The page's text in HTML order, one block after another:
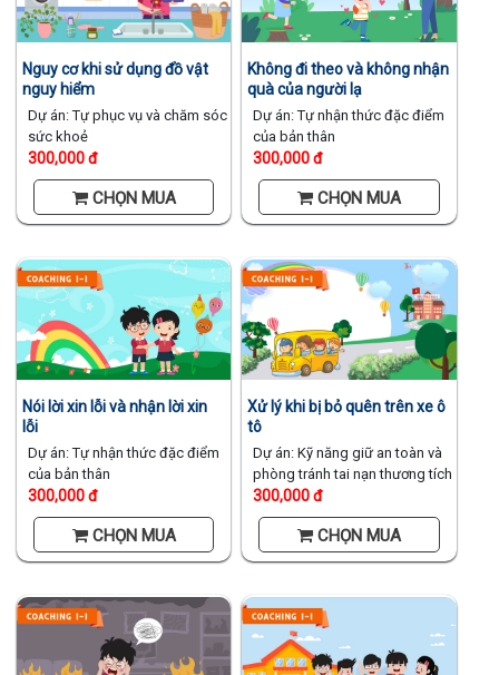
Nguy cơ khi sử dụng đồ vật
nguy hiểm
Dự án: Tự phục vụ và chăm sóc
sức khoẻ
300,000 đ
CHỌN MUA
Không đi theo và không nhận
quà của người lạ
Dự án: Tự nhận thức đặc điểm
của bản thân
300,000 đ
CHỌN MUA
Nói lời xin lỗi và nhận lời xin
lỗi
Dự án: Tự nhận thức đặc điểm
của bản thân
300,000 đ
CHỌN MUA
Xử lý khi bị bỏ quên trên xe ô
tô
Dự án: Kỹ năng giữ an toàn và
phòng tránh tai nạn thương tích
300,000 đ
CHỌN MUA